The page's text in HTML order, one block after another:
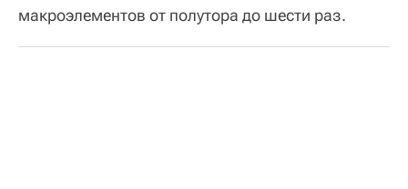
макроэлементов от полутора до шести раз.